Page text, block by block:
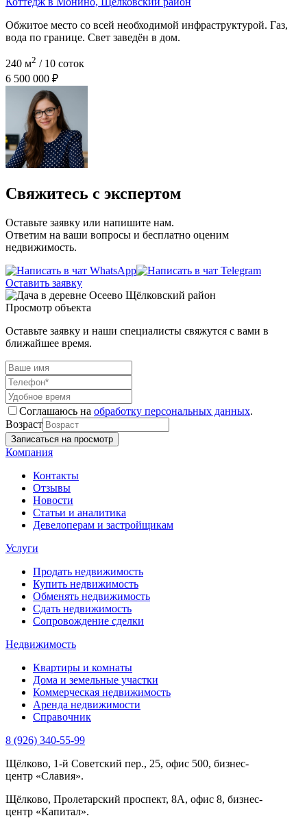
Обжитое место со всей необходимой инфраструктурой. Газ,
вода по границе. Свет заведён в дом.
240 м2 / 10 соток
6 500 000 ₽
Свяжитесь с экспертом
Оставьте заявку или напишите нам.
Ответим на ваши вопросы и бесплатно оценим
недвижимость.
Оставить заявку
Просмотр объекта
Оставьте заявку и наши специалисты свяжутся с вами в
ближайшее время.
Соглашаюсь на обработку персональных данных.
Возраст
Компания
Контакты
Отзывы
Новости
Статьи и аналитика
Девелоперам и застройщикам
Услуги
Продать недвижимость
Купить недвижимость
Обменять недвижимость
Сдать недвижимость
Сопровождение сделки
Недвижимость
Квартиры и комнаты
Дома и земельные участки
Коммерческая недвижимость
Аренда недвижимости
Справочник
8 (926) 340-55-99
Щёлково, 1-й Советский пер., 25, офис 500, бизнес-
центр «Славия».
Щёлково, Пролетарский проспект, 8А, офис 8, бизнес-
центр «Капитал».